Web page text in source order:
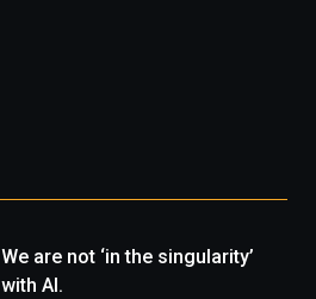
We are not ‘in the singularity’
with AI.